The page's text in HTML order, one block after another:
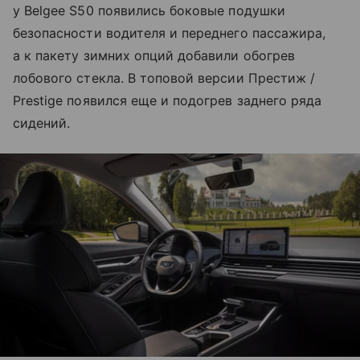
у Belgee S50 появились боковые подушки
безопасности водителя и переднего пассажира,
а к пакету зимних опций добавили обогрев
лобового стекла. В топовой версии Престиж /
Prestige появился еще и подогрев заднего ряда
сидений.